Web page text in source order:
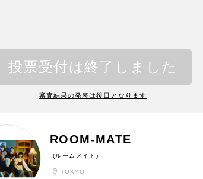
投票受付は終了しました
審査結果の発表は後日となります
ROOM-MATE
(ルームメイト)
TOKYO